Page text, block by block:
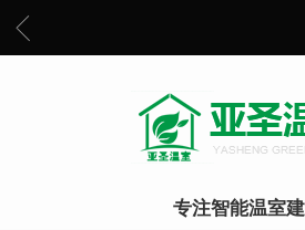
专注智能温室